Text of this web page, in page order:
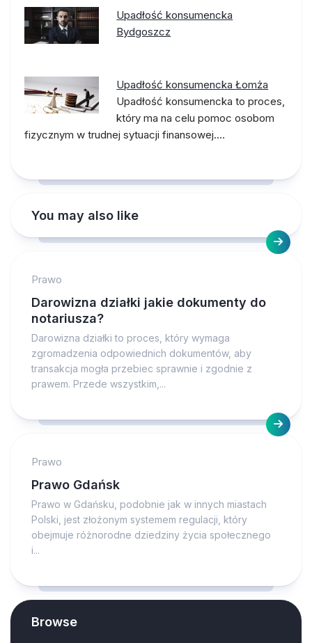
Upadłość konsumencka
Bydgoszcz
Upadłość konsumencka Łomża
Upadłość konsumencka to proces,
który ma na celu pomoc osobom
fizycznym w trudnej sytuacji finansowej.…
You may also like
Prawo
Darowizna działki jakie dokumenty do
notariusza?
Darowizna działki to proces, który wymaga
zgromadzenia odpowiednich dokumentów, aby
transakcja mogła przebiec sprawnie i zgodnie z
prawem. Przede wszystkim,...
Prawo
Prawo Gdańsk
Prawo w Gdańsku, podobnie jak w innych miastach
Polski, jest złożonym systemem regulacji, który
obejmuje różnorodne dziedziny życia społecznego
i...
Browse